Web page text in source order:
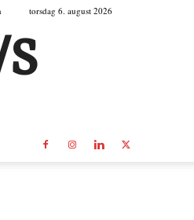
torsdag 6. august 2026